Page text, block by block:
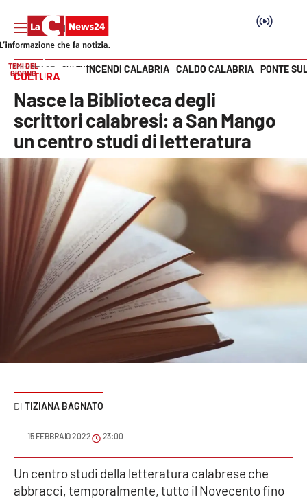
SEZIONI
Cronaca
Politica
Attualità
Economia e lavoro
Italia Mondo
Sanità
Meteo
Editoriali
Vai
TEMI DEL
GIORNO
INCENDI CALABRIA CALDO CALABRIA PONTE
HOME PAGE CULTURA
CULTURA
Nasce la Biblioteca degli
scrittori calabresi: a San Mango
un centro studi di letteratura
TIZIANA BAGNATO
15 FEBBRAIO 2022 23:00
Un centro studi della letteratura calabrese che
abbracci, temporalmente, tutto il Novecento fino